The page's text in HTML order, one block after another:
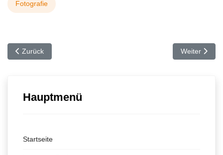
Fotografie
Vorheriger Beitrag: Getestet – die Actioncam CX GOLD
Zurück Nächster
Weiter
Hauptmenü
Startseite